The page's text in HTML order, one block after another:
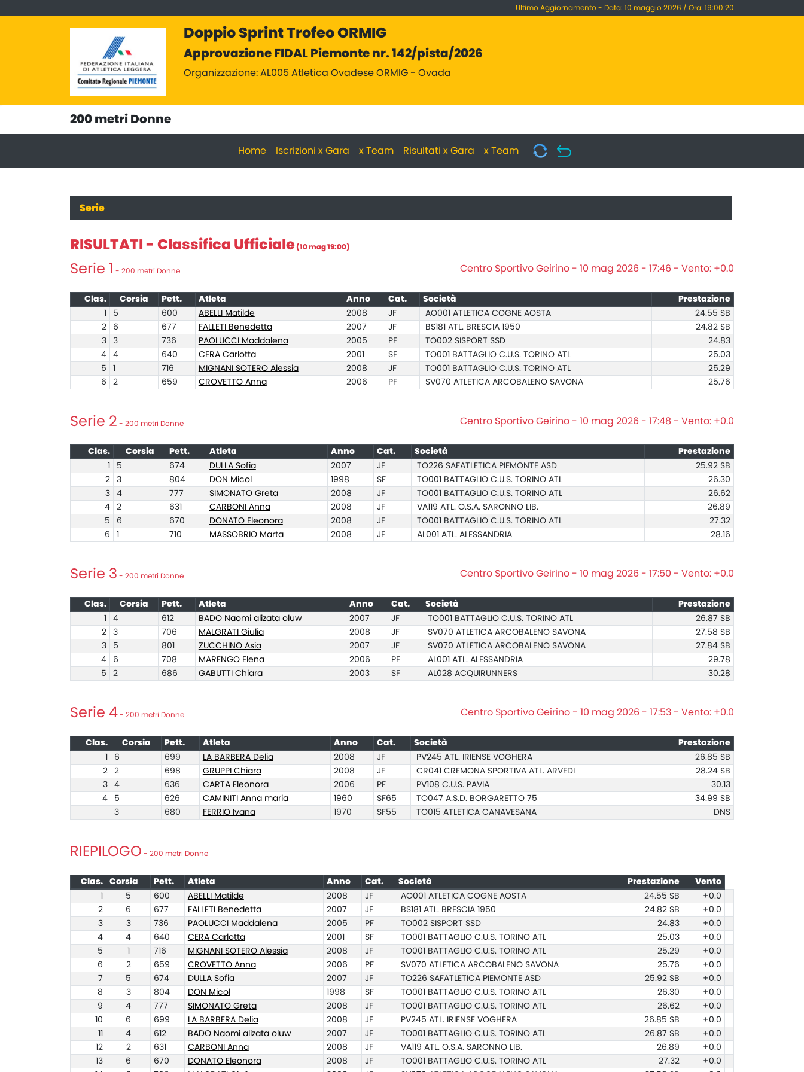
Ultimo Aggiornamento - Data: 10 maggio 2026 / Ora: 19:00:20
Doppio Sprint Trofeo ORMIG
Approvazione FIDAL Piemonte nr. 142/pista/2026
Organizzazione: AL005 Atletica Ovadese ORMIG - Ovada
200 metri Donne
Home Iscrizioni x Gara x Team Risultati x Gara x Team
Serie
RISULTATI - Classifica Ufficiale (10 mag 19:00)
Serie 1 - 200 metri Donne Centro Sportivo Geirino - 10 mag 2026 - 17:46 - Vento: +0.0
Clas. Corsia Pett. Atleta Anno Cat. Società
Prestazione
5 600 ABELLI Matilde 2008 JF AO001 ATLETICA COGNE AOSTA
24.55 SB
2
6 677 FALLETI Benedetta 2007 JF BS181 ATL. BRESCIA 1950
24.82 SB
3
3 736 PAOLUCCI Maddalena 2005 PF TO002 SISPORT SSD
24.83
4
4 640 CERA Carlotta 2001 SF TO001 BATTAGLIO C.U.S. TORINO ATL
25.03
5
716 MIGNANI SOTERO Alessia 2008 JF TO001 BATTAGLIO C.U.S. TORINO ATL
25.29
6
2 659 CROVETTO Anna 2006 PF SV070 ATLETICA ARCOBALENO SAVONA 25.76
Serie 2 - 200 metri Donne Centro Sportivo Geirino - 10 mag 2026 - 17:48 - Vento: +0.0
Clas. Corsia Pett. Atleta Anno Cat. Società
Prestazione
5 674 DULLA Sofia 2007 JF TO226 SAFATLETICA PIEMONTE ASD
25.92 SB
2
3 804 DON Micol 1998 SF TO001 BATTAGLIO C.U.S. TORINO ATL
26.30
3
4 777 SIMONATO Greta 2008 JF TO001 BATTAGLIO C.U.S. TORINO ATL
26.62
4
2 631 CARBONI Anna 2008 JF VA119 ATL. O.S.A. SARONNO LIB.
26.89
5
6 670 DONATO Eleonora 2008 JF TO001 BATTAGLIO C.U.S. TORINO ATL
27.32
6
710 MASSOBRIO Marta 2008 JF AL001 ATL. ALESSANDRIA 28.16
Serie 3 - 200 metri Donne Centro Sportivo Geirino - 10 mag 2026 - 17:50 - Vento: +0.0
Clas. Corsia Pett. Atleta Anno Cat. Società
Prestazione
4 612 BADO Naomi alizata oluw 2007 JF TO001 BATTAGLIO C.U.S. TORINO ATL
26.87 SB
2
3 706 MALGRATI Giulia 2008 JF SV070 ATLETICA ARCOBALENO SAVONA
27.58 SB
3
5 801 ZUCCHINO Asia 2007 JF SV070 ATLETICA ARCOBALENO SAVONA
27.84 SB
4
6 708 MARENGO Elena 2006 PF AL001 ATL. ALESSANDRIA
29.78
5
2 686 GABUTTI Chiara 2003 SF AL028 ACQUIRUNNERS 30.28
Serie 4 - 200 metri Donne Centro Sportivo Geirino - 10 mag 2026 - 17:53 - Vento: +0.0
Clas. Corsia Pett. Atleta Anno Cat. Società
Prestazione
6 699 LA BARBERA Delia 2008 JF PV245 ATL. IRIENSE VOGHERA
26.85 SB
2
2 698 GRUPPI Chiara 2008 JF CR041 CREMONA SPORTIVA ATL. ARVEDI
28.24 SB
3
4 636 CARTA Eleonora 2006 PF PV108 C.U.S. PAVIA
30.13
4
5 626 CAMINITI Anna maria 1960 SF65 TO047 A.S.D. BORGARETTO 75
34.99 SB
3
680 FERRIO Ivana 1970 SF55 TO015 ATLETICA CANAVESANA DNS
RIEPILOGO - 200 metri Donne
Clas. Corsia Pett. Atleta Anno Cat. Società Prestazione
Vento
5 600 ABELLI Matilde 2008 JF AO001 ATLETICA COGNE AOSTA 24.55 SB
+0.0
2
6 677 FALLETI Benedetta 2007 JF BS181 ATL. BRESCIA 1950 24.82 SB
+0.0
3
3 736 PAOLUCCI Maddalena 2005 PF TO002 SISPORT SSD 24.83
+0.0
4
4 640 CERA Carlotta 2001 SF TO001 BATTAGLIO C.U.S. TORINO ATL 25.03
+0.0
5
716 MIGNANI SOTERO Alessia 2008 JF TO001 BATTAGLIO C.U.S. TORINO ATL 25.29
+0.0
6
2 659 CROVETTO Anna 2006 PF SV070 ATLETICA ARCOBALENO SAVONA 25.76
+0.0
7
5 674 DULLA Sofia 2007 JF TO226 SAFATLETICA PIEMONTE ASD 25.92 SB
+0.0
8
3 804 DON Micol 1998 SF TO001 BATTAGLIO C.U.S. TORINO ATL 26.30
+0.0
9
4 777 SIMONATO Greta 2008 JF TO001 BATTAGLIO C.U.S. TORINO ATL 26.62
+0.0
10
6 699 LA BARBERA Delia 2008 JF PV245 ATL. IRIENSE VOGHERA 26.85 SB
+0.0
4 612 BADO Naomi alizata oluw 2007 JF TO001 BATTAGLIO C.U.S. TORINO ATL 26.87 SB
+0.0
12
2 631 CARBONI Anna 2008 JF VA119 ATL. O.S.A. SARONNO LIB. 26.89
+0.0
13
6 670 DONATO Eleonora 2008 JF TO001 BATTAGLIO C.U.S. TORINO ATL 27.32
+0.0